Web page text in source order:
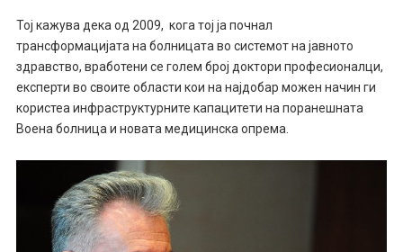
Тој кажува дека од 2009, кога тој ја почнал
трансформацијата на болницата во системот на јавното
здравство, вработени се голем број доктори професионалци,
експерти во своите области кои на најдобар можен начин ги
користеа инфраструктурните капацитети на поранешната
Воена болница и новата медицинска опрема.